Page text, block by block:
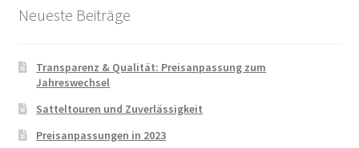
Neueste Beiträge
Transparenz & Qualität: Preisanpassung zum
Jahreswechsel
Satteltouren und Zuverlässigkeit
Preisanpassungen in 2023